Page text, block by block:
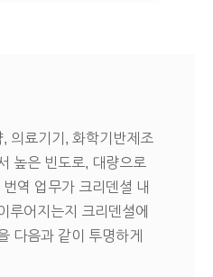
의료기기, 화학기반제조
높은 빈도로, 대량으로
역 업무가 크리덴셜 내
루어지는지 크리덴셜에
다음과 같이 투명하게